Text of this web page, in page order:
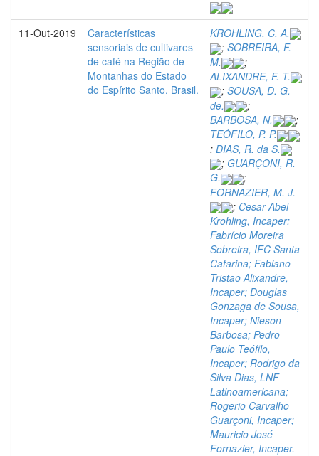
11-Out-2019
Características
sensoriais de cultivares
de café na Região de
Montanhas do Estado
do Espírito Santo, Brasil.
KROHLING, C. A.
; SOBREIRA, F.
M.
;
ALIXANDRE, F. T.
; SOUSA, D. G.
de.
;
BARBOSA, N.
;
TEÓFILO, P. P.
; DIAS, R. da S.
; GUARÇONI, R.
G.
;
FORNAZIER, M. J.
; Cesar Abel
Krohling, Incaper;
Fabrício Moreira
Sobreira, IFC Santa
Catarina; Fabiano
Tristao Alixandre,
Incaper; Douglas
Gonzaga de Sousa,
Incaper; Nieson
Barbosa; Pedro
Paulo Teófilo,
Incaper; Rodrigo da
Silva Dias, LNF
Latinoamericana;
Rogerio Carvalho
Guarçoni, Incaper;
Mauricio José
Fornazier, Incaper.